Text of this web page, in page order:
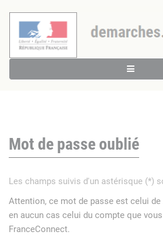
Mot de passe oublié
Les champs suivis d'un astérisque (*)
Attention, ce mot de passe est celui
en aucun cas celui du compte que
FranceConnect.